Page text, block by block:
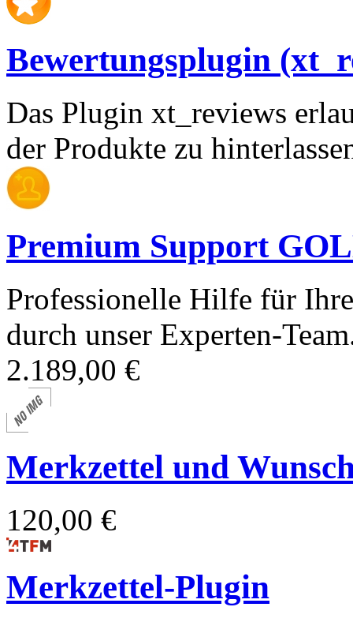
Bewertungsplugin
Das Plugin xt_reviews
der Produkte zu
Premium Support
Professionelle Hilfe für
durch unser Experten-
2.189,00 €
Merkzettel und
120,00 €
Merkzettel-Plugin